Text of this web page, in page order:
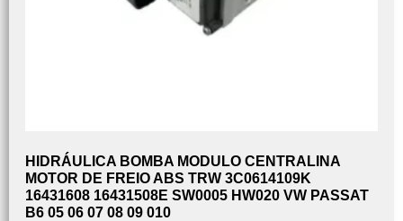
HIDRÁULICA BOMBA MODULO CENTRALINA
MOTOR DE FREIO ABS TRW 3C0614109K
16431608 16431508E SW0005 HW020 VW PASSAT
B6 05 06 07 08 09 010